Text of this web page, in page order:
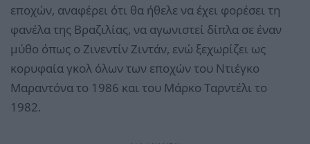
εποχών, αναφέρει ότι θα ήθελε να έχει φορέσει τη
φανέλα της Βραζιλίας, να αγωνιστεί δίπλα σε έναν
μύθο όπως ο Ζινεντίν Ζιντάν, ενώ ξεχωρίζει ως
κορυφαία γκολ όλων των εποχών του Ντιέγκο
Μαραντόνα το 1986 και του Μάρκο Ταρντέλι το
1982.